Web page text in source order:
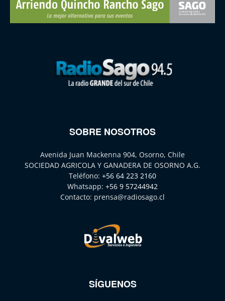
SOBRE NOSOTROS
Avenida Juan Mackenna 904, Osorno, Chile
SOCIEDAD AGRICOLA Y GANADERA DE OSORNO A.G.
Teléfono: +56 64 223 2160
Whatsapp: +56 9 57244942
Contacto: prensa@radiosago.cl
SÍGUENOS